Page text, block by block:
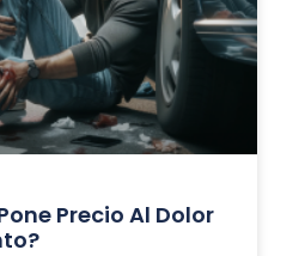
Precio Al Dolor